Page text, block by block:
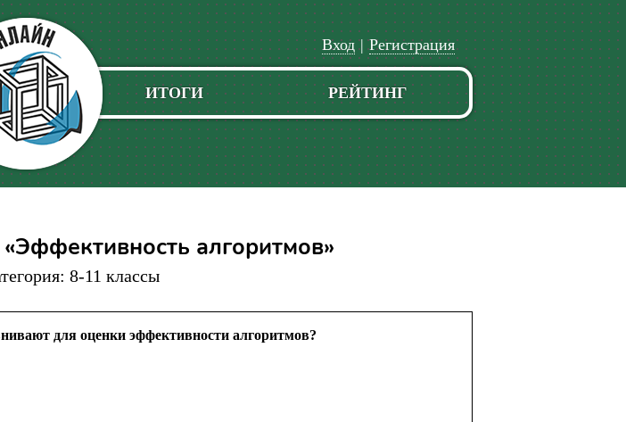
Регистрация
|
Вход
РЕЙТИНГ
ИТОГИ
алгоритмов»
8-11 классы
для оценки эффективности алгоритмов?